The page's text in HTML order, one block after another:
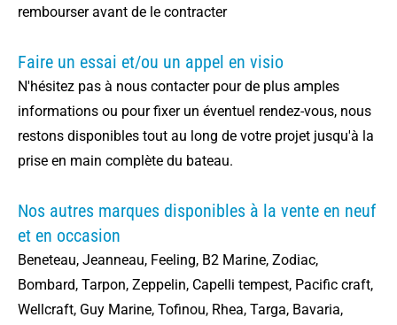
rembourser avant de le contracter
Faire un essai et/ou un appel en visio
N'hésitez pas à nous contacter pour de plus amples
informations ou pour fixer un éventuel rendez-vous, nous
restons disponibles tout au long de votre projet jusqu'à la
prise en main complète du bateau.
Nos autres marques disponibles à la vente en neuf
et en occasion
Beneteau, Jeanneau, Feeling, B2 Marine, Zodiac,
Bombard, Tarpon, Zeppelin, Capelli tempest, Pacific craft,
Wellcraft, Guy Marine, Tofinou, Rhea, Targa, Bavaria,